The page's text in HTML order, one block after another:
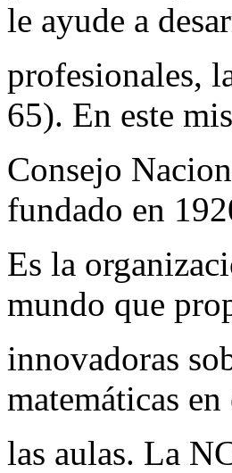
le ayude a
profesionales,
65). En este
Consejo
fundado en
Es la
mundo que
innovadoras
matemáticas
las aulas. La